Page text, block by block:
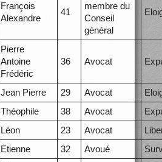
François
Alexandre
41
membre du
Conseil
général
Pierre
Antoine
Frédéric
36 Avocat
Jean Pierre 29 Avocat
Théophile 38 Avocat
Léon 23 Avocat
Etienne 32 Avoué